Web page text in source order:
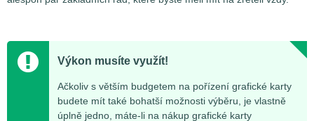
Výkon musíte využít!
Ačkoliv s větším budgetem na pořízení grafické karty
budete mít také bohatší možnosti výběru, je vlastně
úplně jedno, máte-li na nákup grafické karty